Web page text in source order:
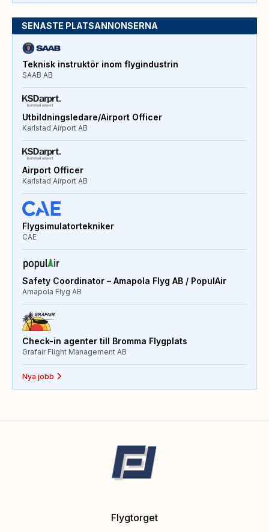
SENASTE PLATSANNONSERNA
Teknisk instruktör inom flygindustrin
SAAB AB
Utbildningsledare/Airport Officer
Karlstad Airport AB
Airport Officer
Karlstad Airport AB
Flygsimulatortekniker
CAE
Safety Coordinator – Amapola Flyg AB / PopulAir
Amapola Flyg AB
Check-in agenter till Bromma Flygplats
Grafair Flight Management AB
Nya jobb
Flygtorget